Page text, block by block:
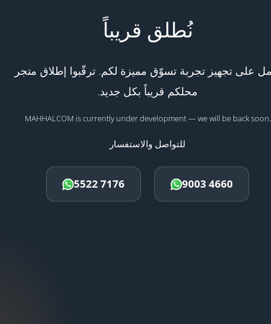
نُطلق قريباً
على تجهيز تجربة تسوّق مميزة لكم. ترقّبوا إطلاق متجر
محلكم قريباً بكل جديد.
MAHHALCOM is currently under development — we will be back soon.
للتواصل والاستفسار
5522 7176 9003 4660